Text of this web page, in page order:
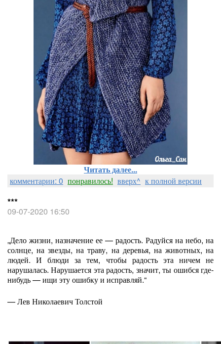
Читать далее...
комментарии: 0 понравилось! вверх^ к полной версии
***
09-07-2020 16:50
„Дело жизни, назначение ее — радость. Радуйся на небо, на
солнце, на звезды, на траву, на деревья, на животных, на
людей. И блюди за тем, чтобы радость эта ничем не
нарушалась. Нарушается эта радость, значит, ты ошибся где-
нибудь — ищи эту ошибку и исправляй.“
— Лев Николаевич Толстой